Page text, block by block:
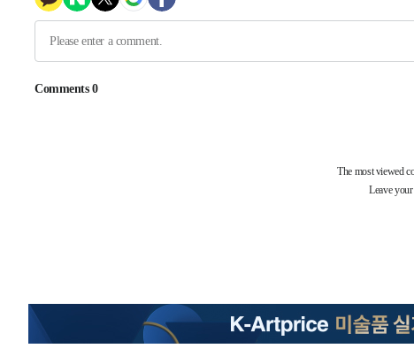
-11608초 전 >[속보]'압수수색·성접대 논란' 축구협회 "실망과 걱정 안겨
-229초 전 >'최고 37도' 폭염 지속…강원동해안 최대 150㎜ 비